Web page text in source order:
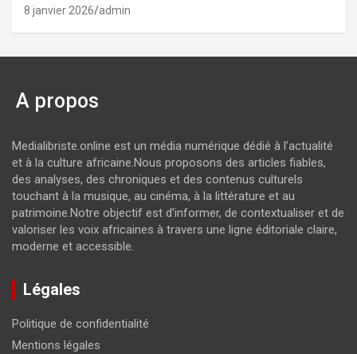
8 janvier 2026 admin
A propos
Medialibriste.online est un média numérique dédié à l’actualité
et à la culture africaine.Nous proposons des articles fiables,
des analyses, des chroniques et des contenus culturels
touchant à la musique, au cinéma, à la littérature et au
patrimoine.Notre objectif est d’informer, de contextualiser et de
valoriser les voix africaines à travers une ligne éditoriale claire,
moderne et accessible.
Légales
Politique de confidentialité
Mentions légales